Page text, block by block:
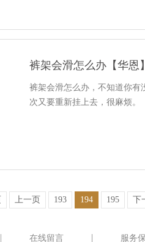
裤架会滑怎么办【华恩
裤架会滑怎么办，不知道你有
次又要重新挂上去，很麻烦。
上一页 193 194 195 下
在线留言 服务